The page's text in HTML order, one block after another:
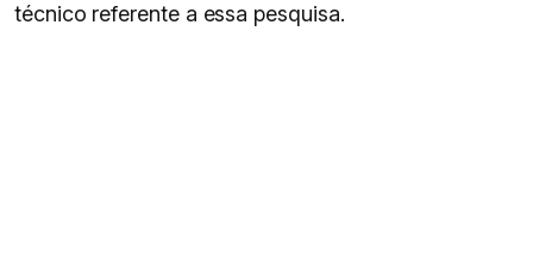
técnico referente a essa pesquisa.